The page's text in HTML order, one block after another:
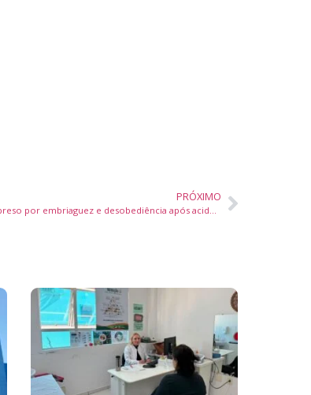
PRÓXIMO
Homem de 71 anos é preso por embriaguez e desobediência após acidente em Camboriú